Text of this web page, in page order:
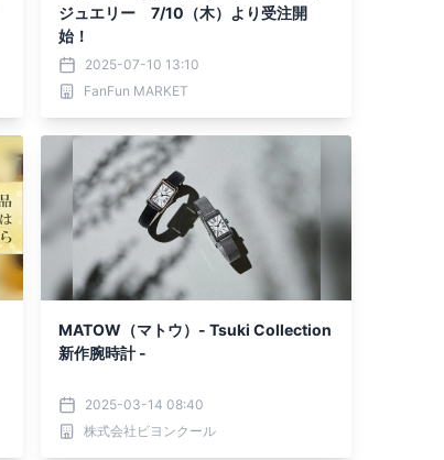
ジュエリー 7/10（木）より受注開
始！
2025-07-10 13:10
FanFun MARKET
MATOW（マトウ）- Tsuki Collection
新作腕時計 -
2025-03-14 08:40
株式会社ビヨンクール